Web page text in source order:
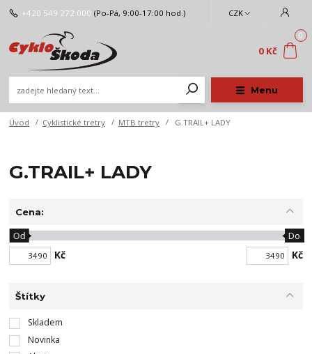
Menu
CZK
+420 549 272 000 (Po-Pá, 9:00-17:00 hod.)
0
0 Kč
Úvod Cyklistické tretry MTB tretry G.TRAIL+ LADY
G.TRAIL+ LADY
Cena:
Kč
Od Do
Kč
Štítky
Skladem
Novinka